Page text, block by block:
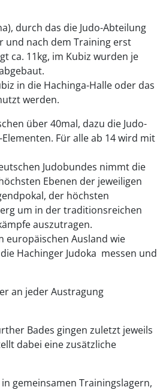
durch das die Judo-Abteilung
und nach dem Training erst
ca. 11kg, im Kubiz wurden je
in die Hachinga-Halle oder das
werden.
über 40mal, dazu die Judo-
Für alle ab 14 wird mit
Judobundes nimmt die
Ebenen der jeweiligen
der höchsten
um in der traditionsreichen
auszutragen.
europäischen Ausland wie
Hachinger Judoka messen und
an jeder Austragung
Bades gingen zuletzt jeweils
dabei eine zusätzliche
gemeinsamen Trainingslagern,